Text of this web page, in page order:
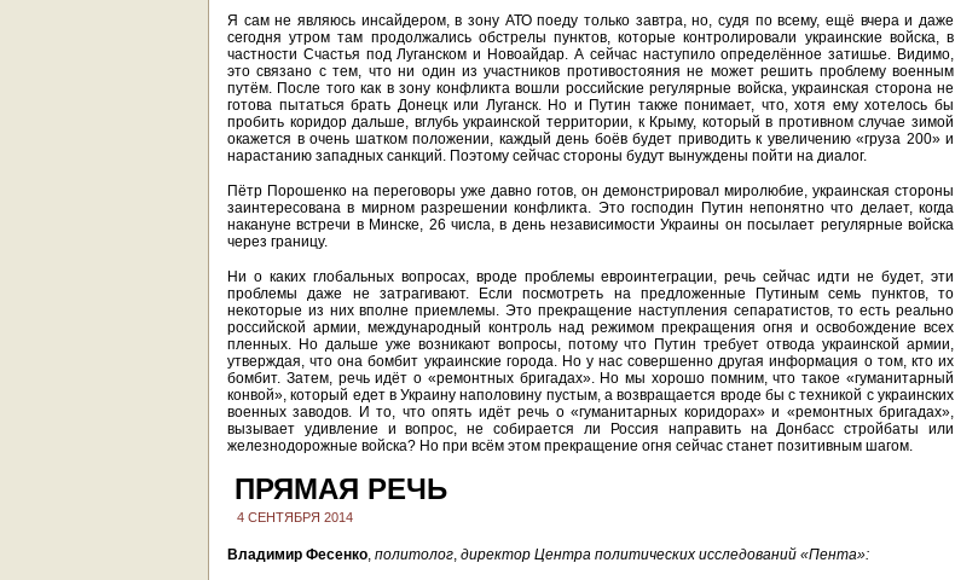
Я сам не являюсь инсайдером, в зону АТО поеду только завтра, но, судя по всему, ещё вчера и даже
сегодня утром там продолжались обстрелы пунктов, которые контролировали украинские войска, в
частности Счастья под Луганском и Новоайдар. А сейчас наступило определённое затишье. Видимо,
это связано с тем, что ни один из участников противостояния не может решить проблему военным
путём. После того как в зону конфликта вошли российские регулярные войска, украинская сторона не
готова пытаться брать Донецк или Луганск. Но и Путин также понимает, что, хотя ему хотелось бы
пробить коридор дальше, вглубь украинской территории, к Крыму, который в противном случае зимой
окажется в очень шатком положении, каждый день боёв будет приводить к увеличению «груза 200» и
нарастанию западных санкций. Поэтому сейчас стороны будут вынуждены пойти на диалог.
Пётр Порошенко на переговоры уже давно готов, он демонстрировал миролюбие, украинская стороны
заинтересована в мирном разрешении конфликта. Это господин Путин непонятно что делает, когда
накануне встречи в Минске, 26 числа, в день независимости Украины он посылает регулярные войска
через границу.
Ни о каких глобальных вопросах, вроде проблемы евроинтеграции, речь сейчас идти не будет, эти
проблемы даже не затрагивают. Если посмотреть на предложенные Путиным семь пунктов, то
некоторые из них вполне приемлемы. Это прекращение наступления сепаратистов, то есть реально
российской армии, международный контроль над режимом прекращения огня и освобождение всех
пленных. Но дальше уже возникают вопросы, потому что Путин требует отвода украинской армии,
утверждая, что она бомбит украинские города. Но у нас совершенно другая информация о том, кто их
бомбит. Затем, речь идёт о «ремонтных бригадах». Но мы хорошо помним, что такое «гуманитарный
конвой», который едет в Украину наполовину пустым, а возвращается вроде бы с техникой с украинских
военных заводов. И то, что опять идёт речь о «гуманитарных коридорах» и «ремонтных бригадах»,
вызывает удивление и вопрос, не собирается ли Россия направить на Донбасс стройбаты или
железнодорожные войска? Но при всём этом прекращение огня сейчас станет позитивным шагом.
ПРЯМАЯ РЕЧЬ
4 СЕНТЯБРЯ 2014
Владимир Фесенко, политолог, директор Центра политических исследований «Пента»: